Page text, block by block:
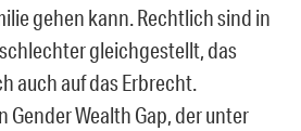
gehen kann. Rechtlich sind in
gleichgestellt, das
auch auf das Erbrecht.
Gender Wealth Gap, der unter